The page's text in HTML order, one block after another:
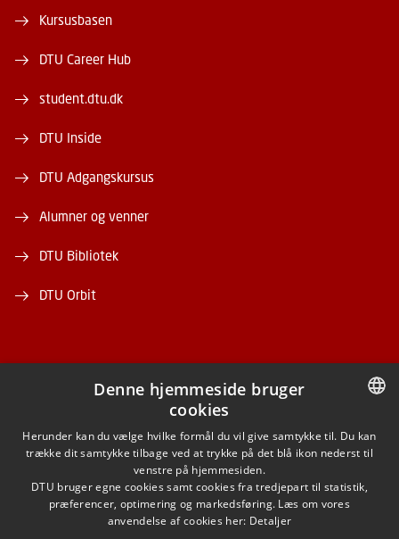
Kursusbasen
DTU Career Hub
student.dtu.dk
DTU Inside
DTU Adgangskursus
Alumner og venner
DTU Bibliotek
DTU Orbit
FACEBOOK
INSTAGRAM
LINKEDIN
DANISH
ENGLISH
Denne hjemmeside bruger
cookies
Herunder kan du vælge hvilke formål du vil give samtykke til. Du kan
trække dit samtykke tilbage ved at trykke på det blå ikon nederst til
venstre på hjemmesiden.
DTU bruger egne cookies samt cookies fra tredjepart til statistik,
præferencer, optimering og markedsføring. Læs om vores
anvendelse af cookies her: Detaljer